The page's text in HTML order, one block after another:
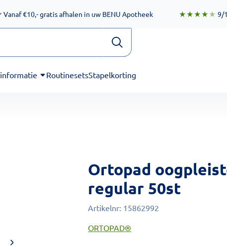
Vanaf €10,- gratis afhalen in uw BENU Apotheek ★★★★ ★ 9/
RoutinesetsStapelkorting
Ortopad
regular 50st
Artikelnr: 15862992
ORTOPAD®